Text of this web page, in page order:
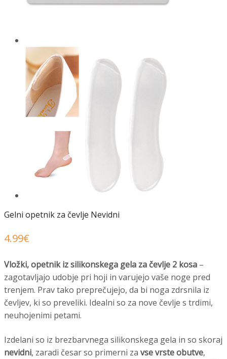
Gelni opetnik za čevlje Nevidni
4.99€
Vložki, opetnik iz silikonskega gela za čevlje 2 kosa –
zagotavljajo udobje pri hoji in varujejo vaše noge pred
trenjem. Prav tako preprečujejo, da bi noga zdrsnila iz
čevljev, ki so preveliki. Idealni so za nove čevlje s trdimi,
neuhojenimi petami.
Izdelani so iz brezbarvnega silikonskega gela in so skoraj
nevidni, zaradi česar so primerni za vse vrste obutve,